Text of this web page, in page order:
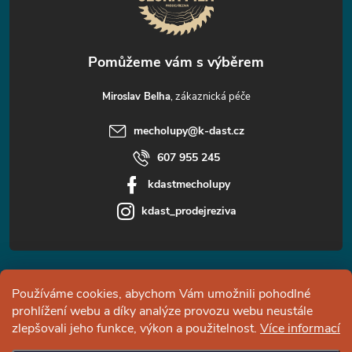
Používáme cookies, abychom Vám umožnili pohodlné
prohlížení webu a díky analýze provozu webu neustále
zlepšovali jeho funkce, výkon a použitelnost. Více informací
Facebook
Miroslav Belha
mecholupy@k-dast.cz
607 955 245
kdastmecholupy
kdast_prodejreziva